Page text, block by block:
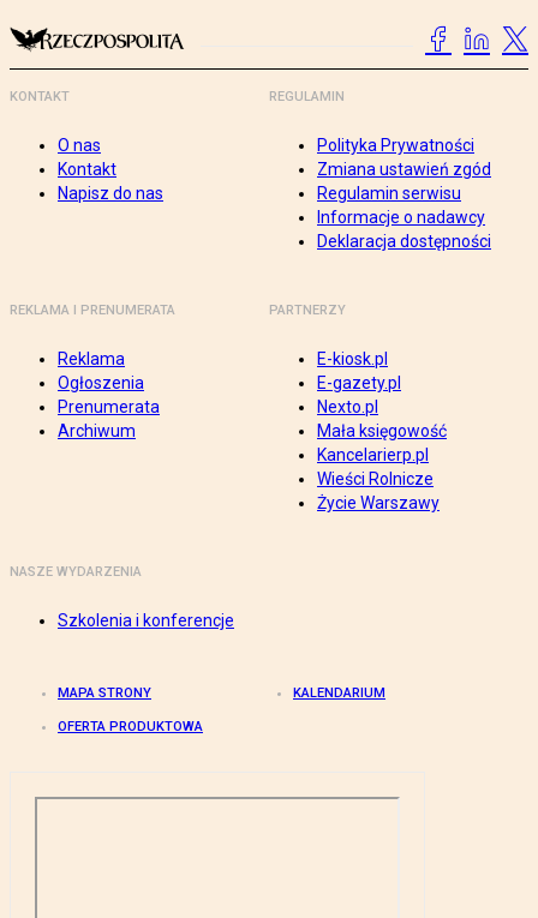
KONTAKT
O nas
Kontakt
Napisz do nas
REGULAMIN
Polityka Prywatności
Zmiana ustawień zgód
Regulamin serwisu
Informacje o nadawcy
Deklaracja dostępności
REKLAMA I PRENUMERATA
Reklama
Ogłoszenia
Prenumerata
Archiwum
PARTNERZY
E-kiosk.pl
E-gazety.pl
Nexto.pl
Mała księgowość
Kancelarierp.pl
Wieści Rolnicze
Życie Warszawy
NASZE WYDARZENIA
Szkolenia i konferencje
MAPA STRONY KALENDARIUM
OFERTA PRODUKTOWA